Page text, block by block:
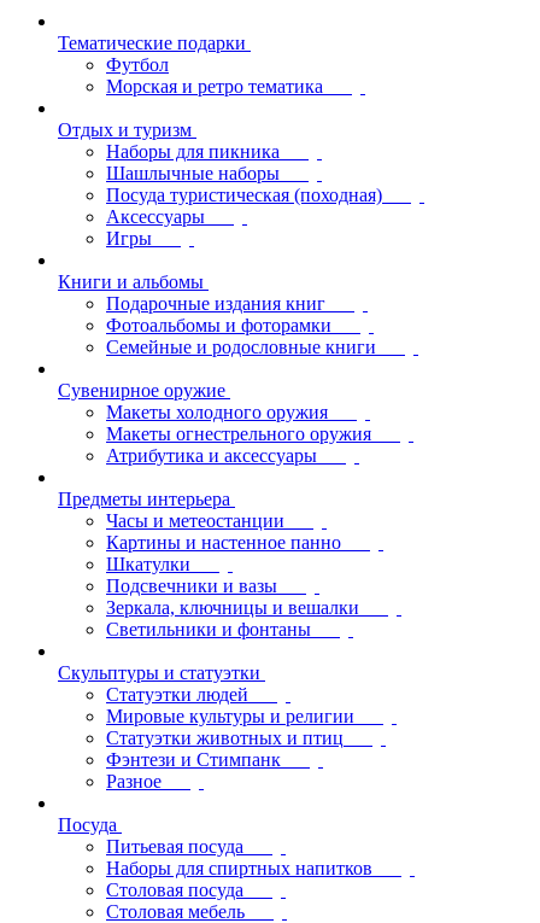
Тематические подарки
Футбол
Морская и ретро тематика
Отдых и туризм
Наборы для пикника
Шашлычные наборы
Посуда туристическая (походная)
Аксессуары
Игры
Книги и альбомы
Подарочные издания книг
Фотоальбомы и фоторамки
Семейные и родословные книги
Сувенирное оружие
Макеты холодного оружия
Макеты огнестрельного оружия
Атрибутика и аксессуары
Предметы интерьера
Часы и метеостанции
Картины и настенное панно
Шкатулки
Подсвечники и вазы
Зеркала, ключницы и вешалки
Светильники и фонтаны
Скульптуры и статуэтки
Статуэтки людей
Мировые культуры и религии
Статуэтки животных и птиц
Фэнтези и Стимпанк
Разное
Посуда
Питьевая посуда
Наборы для спиртных напитков
Столовая посуда
Столовая мебель